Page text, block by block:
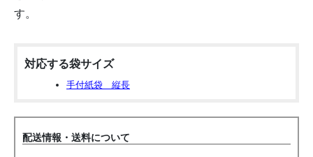
す。
対応する袋サイズ
手付紙袋 縦長
配送情報・送料について